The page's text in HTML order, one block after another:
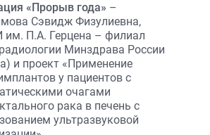
«Прорыв года» –
Сэвидж Физулиевна,
П.А. Герцена – филиал
Минздрава России
и проект «Применение
у пациентов с
очагами
рака в печень с
ультразвуковой